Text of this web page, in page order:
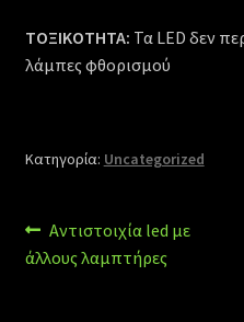
ΤΟΞΙΚΟΤΗΤΑ: Τα LED δεν
λάμπες φθορισμού
Κατηγορία: Uncategorized
Πλοήγηση
άρθρων
Προηγούμενο
άρθρο:
Αντιστοιχία led με
άλλους λαμπτήρες